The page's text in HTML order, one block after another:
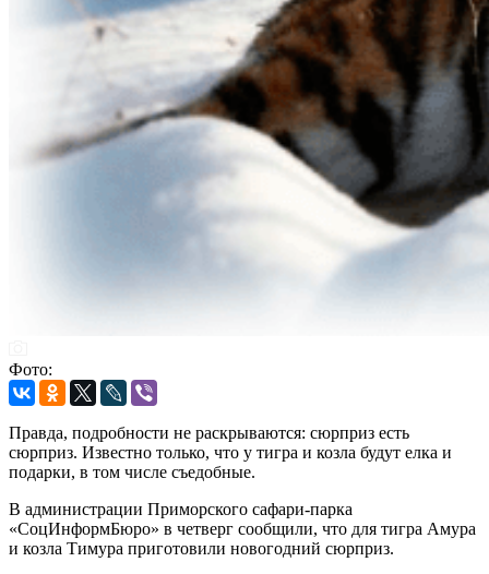
Фото:
Правда, подробности не раскрываются: сюрприз есть
сюрприз. Известно только, что у тигра и козла будут елка и
подарки, в том числе съедобные.
В администрации Приморского сафари-парка
«СоцИнформБюро» в четверг сообщили, что для тигра Амура
и козла Тимура приготовили новогодний сюрприз.